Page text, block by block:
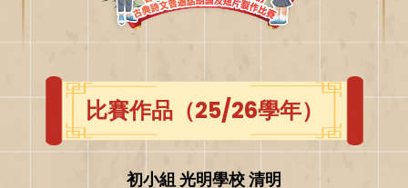
比賽作品（25/26學年）
初小組 光明學校 清明